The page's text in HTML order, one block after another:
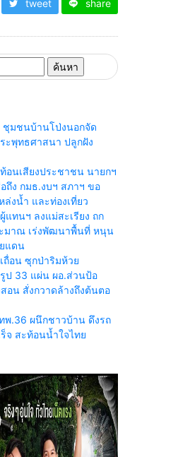
tweet share
ชุมชนบ้านโป่งนอกจัด
ะพุทธศาสนา ปลูกฝัง
อนเสียงประชาชน นายกฯ
ถึง กมธ.งบฯ สภาฯ ขอ
งน้ำ และท่องเที่ยว
แทนฯ ลงแม่สะเรียง ถก
มาณ เร่งพัฒนาพื้นที่ หนุน
แดน
ถื่อน ซุกป่าริมห้วย
ป 33 แผ่น ผอ.ส่วนป้อ
อน สั่งกวาดล้างถึงต้นตอ
พ.36 ผนึกชาวบ้าน ดึงรถ
จ สะท้อนน้ำใจไทย